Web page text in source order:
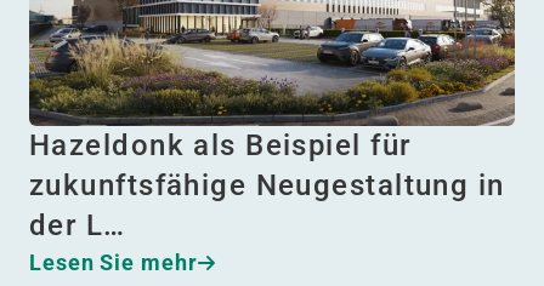
Hazeldonk als Beispiel für
zukunftsfähige Neugestaltung in
der L…
Lesen Sie mehr